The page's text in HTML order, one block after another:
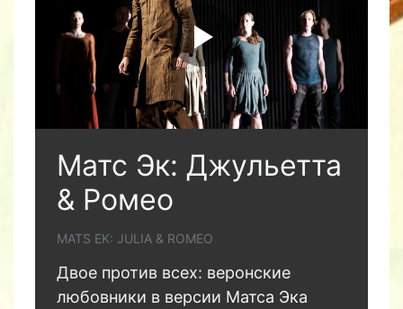
Матс Эк: Джульетта
& Ромео
MATS EK: JULIA & ROMEO
Двое против всех: веронские
любовники в версии Матса Эка